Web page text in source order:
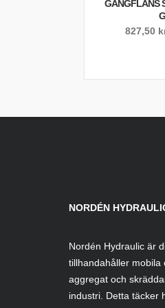
GÄNGFLÄNS
827,50
NORDÉN
Nordén Hydraulic är
tillhandahåller mobila
aggregat och
industri. Detta täcker